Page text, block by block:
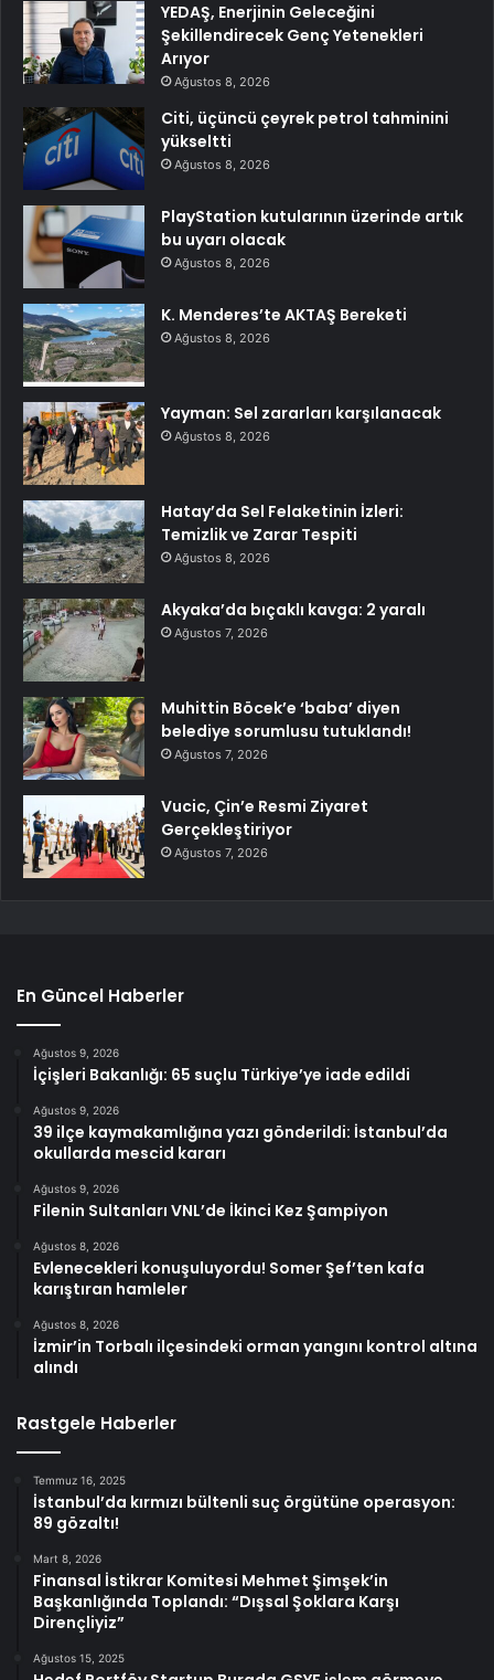
YEDAŞ, Enerjinin Geleceğini
Şekillendirecek Genç Yetenekleri
Arıyor
Ağustos 8, 2026
Citi, üçüncü çeyrek petrol tahminini
yükseltti
Ağustos 8, 2026
PlayStation kutularının üzerinde artık
bu uyarı olacak
Ağustos 8, 2026
K. Menderes’te AKTAŞ Bereketi
Ağustos 8, 2026
Yayman: Sel zararları karşılanacak
Ağustos 8, 2026
Hatay’da Sel Felaketinin İzleri:
Temizlik ve Zarar Tespiti
Ağustos 8, 2026
Akyaka’da bıçaklı kavga: 2 yaralı
Ağustos 7, 2026
Muhittin Böcek’e ‘baba’ diyen
belediye sorumlusu tutuklandı!
Ağustos 7, 2026
Vucic, Çin’e Resmi Ziyaret
Gerçekleştiriyor
Ağustos 7, 2026
En Güncel Haberler
Ağustos 9, 2026
İçişleri Bakanlığı: 65 suçlu Türkiye’ye iade edildi
Ağustos 9, 2026
39 ilçe kaymakamlığına yazı gönderildi: İstanbul’da
okullarda mescid kararı
Ağustos 9, 2026
Filenin Sultanları VNL’de İkinci Kez Şampiyon
Ağustos 8, 2026
Evlenecekleri konuşuluyordu! Somer Şef’ten kafa
karıştıran hamleler
Ağustos 8, 2026
İzmir’in Torbalı ilçesindeki orman yangını kontrol altına
alındı
Rastgele Haberler
Temmuz 16, 2025
İstanbul’da kırmızı bültenli suç örgütüne operasyon:
89 gözaltı!
Mart 8, 2026
Finansal İstikrar Komitesi Mehmet Şimşek’in
Başkanlığında Toplandı: “Dışsal Şoklara Karşı
Dirençliyiz”
Ağustos 15, 2025